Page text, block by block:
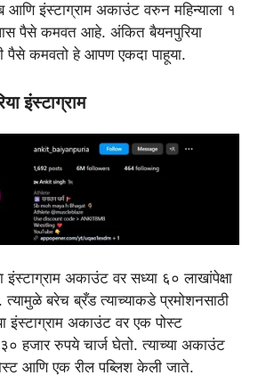
आणि इंस्टाग्राम अकाउंट वरुन महिन्याला १
पैसे कमवत आहे. अंकित बैयनपुरिया
पैसे कमवतो हे आपण एकदा पाहूया.
इंस्टाग्राम
इंस्टाग्राम अकाउंट वर सध्या ६० लाखांपेक्षा
बरेच ब्रँड त्याच्याकडे प्रमोशनसाठी
इंस्टाग्राम अकाउंट वर एक पोस्ट
हजार रुपये चार्ज घेतो. त्याच्या अकाउंट
आणि एक रील पब्लिश केली जाते.